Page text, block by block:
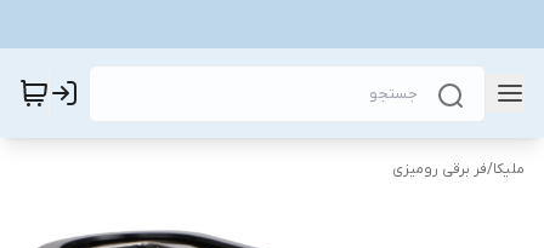
ملیکا/فر برقی رومیزی